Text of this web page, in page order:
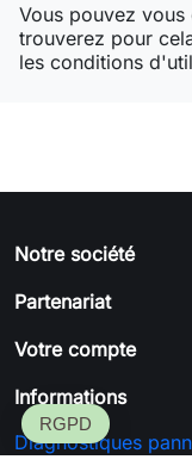
Vous pouvez
trouverez pour
les conditions
Notre société
Partenariat
Votre compte
Informations
Diagnostiques